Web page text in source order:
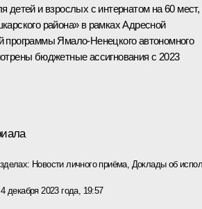
детей и взрослых с интернатом на 60 мест,
района» в рамках Адресной
программы Ямало-Ненецкого автономного
бюджетные ассигнования с 2023
Новости личного приёма, Доклады об
4 декабря 2023 года, 19:57